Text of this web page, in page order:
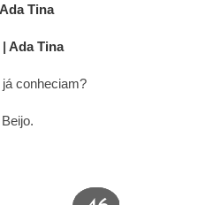
Ada Tina
Ada Tina
conheciam?